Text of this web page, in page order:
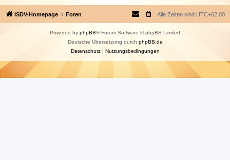
ISDV-Homepage Foren Alle Zeiten sind UTC+02:00
Powered by phpBB® Forum Software © phpBB Limited
Deutsche Übersetzung durch phpBB.de
Datenschutz| Nutzungsbedingungen